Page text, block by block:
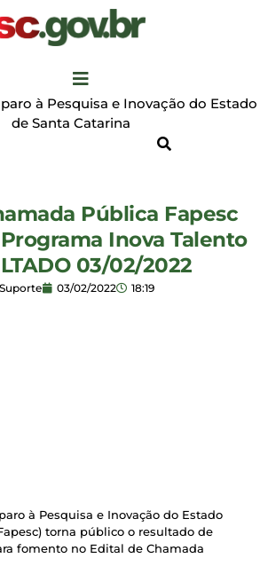
à Pesquisa e Inovação do Estado
de Santa Catarina
Pública Fapesc
Programa Inova Talento
03/02/2022
Suporte 03/02/2022 18:19
à Pesquisa e Inovação do Estado
torna público o resultado de
fomento no Edital de Chamada